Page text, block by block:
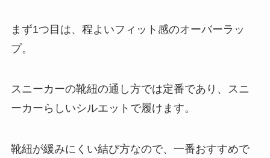
まず1つ目は、程よいフィット感のオーバーラッ
プ。
スニーカーの靴紐の通し方では定番であり、スニ
ーカーらしいシルエットで履けます。
靴紐が緩みにくい結び方なので、一番おすすめで